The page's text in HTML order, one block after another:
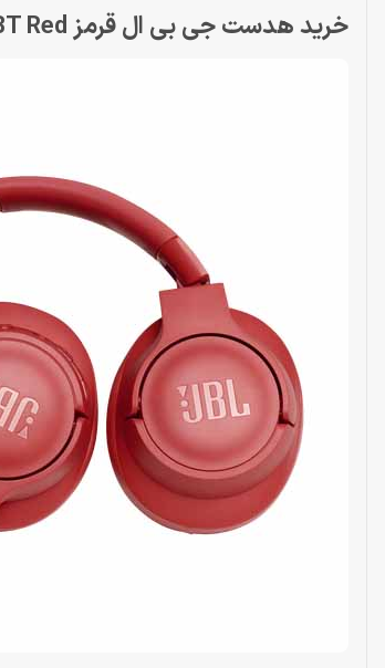
خرید هدست جی بی ال قرمز Headset JBL T750BT Red